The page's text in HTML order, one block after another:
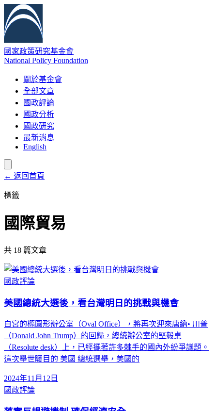
國家政策研究基金會
National Policy Foundation
關於基金會
全部文章
國政評論
國政分析
國政研究
最新消息
English
← 返回首頁
標籤
國際貿易
共 18 篇文章
國政評論
美國總統大選後，看台灣明日的挑戰與機會
白宮的橢圓形辦公室（Oval Office），將再次迎來唐納• 川普
（Donald John Trump）的回歸，總統辦公室的堅毅桌
（Resolute desk）上，已經擺著許多棘手的國內外紛爭議題。
這次舉世矚目的 美國 總統選舉，美國的
2024年11月12日
國政評論